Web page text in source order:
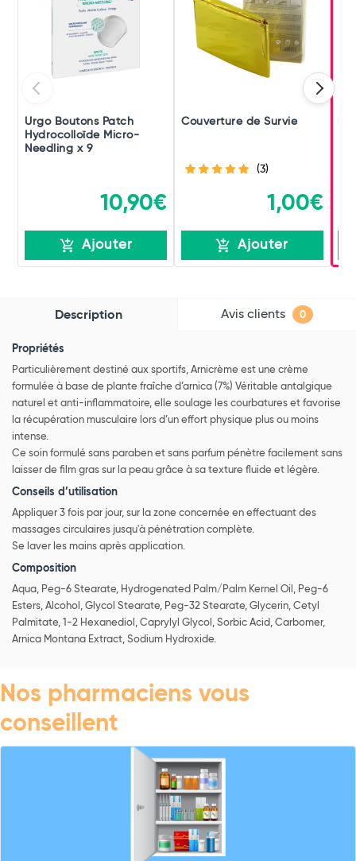
Urgo Boutons Patch
Hydrocolloïde Micro-
Needling x 9
10,90€
Ajouter
Couverture de Survie
(3)
1,00€
Ajouter
Description Avis clients 0
Propriétés
Particulièrement destiné aux sportifs, Arnicrème est une crème
formulée à base de plante fraîche d’arnica (7%) Véritable antalgique
naturel et anti-inflammatoire, elle soulage les courbatures et favorise
la récupération musculaire lors d’un effort physique plus ou moins
intense.
Ce soin formulé sans paraben et sans parfum pénètre facilement sans
laisser de film gras sur la peau grâce à sa texture fluide et légère.
Conseils d’utilisation
Appliquer 3 fois par jour, sur la zone concernée en effectuant des
massages circulaires jusqu'à pénétration complète.
Se laver les mains après application.
Composition
Aqua, Peg-6 Stearate, Hydrogenated Palm/Palm Kernel Oil, Peg-6
Esters, Alcohol, Glycol Stearate, Peg-32 Stearate, Glycerin, Cetyl
Palmitate, 1-2 Hexanediol, Caprylyl Glycol, Sorbic Acid, Carbomer,
Arnica Montana Extract, Sodium Hydroxide.
Nos pharmaciens vous
conseillent